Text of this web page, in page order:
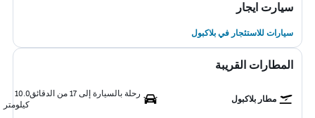
سيارت ايجار
سيارات للاستئجار في بلاكبول
المطارات القريبة
مطار بلاكبول
رحلة بالسيارة إلى 17 من الدقائق
10.0
كيلومتر